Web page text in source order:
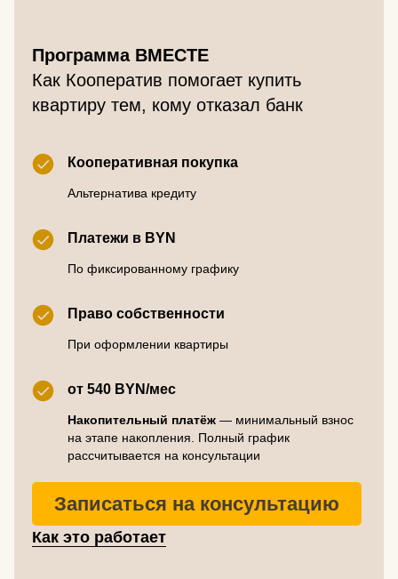
Программа ВМЕСТЕ
Как Кооператив помогает купить
квартиру тем, кому отказал банк
Кооперативная покупка
Альтернатива кредиту
Платежи в BYN
По фиксированному графику
Право собственности
При оформлении квартиры
от 540 BYN/мес
Накопительный платёж — минимальный взнос
на этапе накопления. Полный график
рассчитывается на консультации
Записаться на консультацию
Как это работает